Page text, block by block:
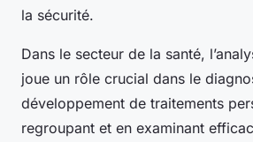
la sécurité.
Dans le secteur de la santé,
joue un rôle crucial dans le
développement de traitements
regroupant et en examinant